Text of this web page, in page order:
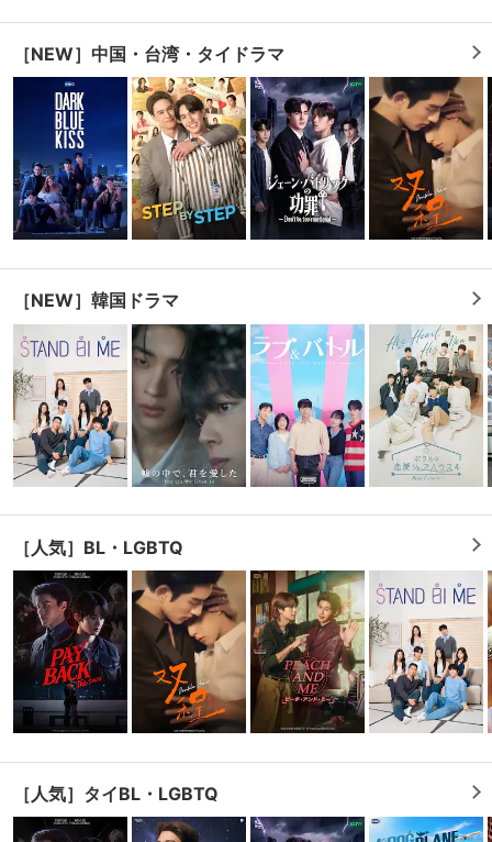
会員設定 会員情報 閉じる
ジットカード情報の変更が可能です。
決済方法変更 決済方法の変更が可能です。
購入明細 ４ヵ月分の購入明細の確認が可能です。
現在獲得済みのお得なクーポンを確認でき
購入履歴
確認が可能です。こちらから視聴いただく
と便利です。
お気に入り
お気に入りに登録した作品を確認できま
す。お気に入りに追加した作品の削除も可
能です。
閲覧履歴
サイト内の閲覧履歴を確認できます。履歴
の削除も可能です。
視聴年齢制限
サイト内で表示される作品の表示制限が可
す。
［NEW］中国・台湾・タイドラマ
［NEW］韓国ドラマ
［人気］BL・LGBTQ
［人気］タイBL・LGBTQ